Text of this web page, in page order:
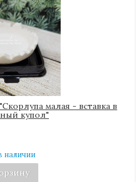
малая - вставка в
купол"
наличии